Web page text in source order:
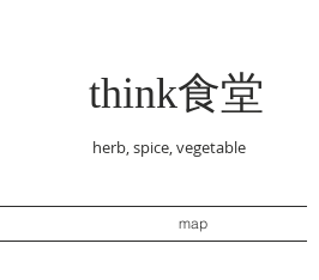
think食堂
herb, spice, vegetable
map